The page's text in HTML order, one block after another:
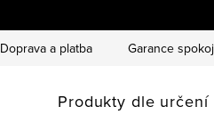
Doprava a platba Garance
Produkty dle určení